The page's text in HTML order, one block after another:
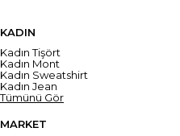
KADIN
Kadın Tişört
Kadın Mont
Kadın Sweatshirt
Kadın Jean
Tümünü Gör
MARKET